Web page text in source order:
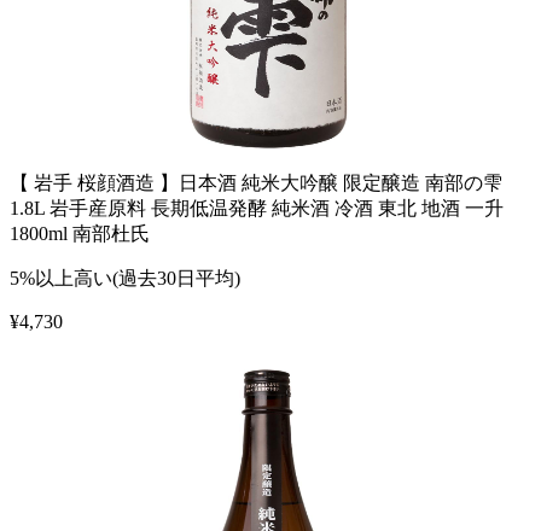
【 岩手 桜顔酒造 】日本酒 純米大吟醸 限定醸造 南部の雫
1.8L 岩手産原料 長期低温発酵 純米酒 冷酒 東北 地酒 一升
1800ml 南部杜氏
5%以上高い(過去30日平均)
¥4,730